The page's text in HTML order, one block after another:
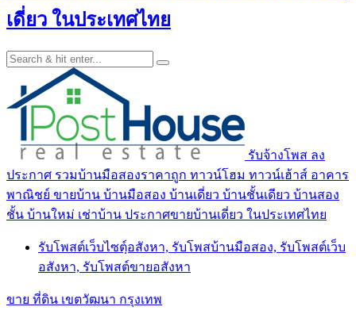
เดี่ยว ในประเทศไทย
รับจ้างโพส ลง
ประกาศ รวมบ้านมือสองราคาถูก ทาวน์โฮม ทาวน์เฮ้าส์ อาคาร
พาณิชย์ ขายบ้าน บ้านมือสอง บ้านเดี่ยว บ้านชั้นเดียว บ้านสอง
ชั้น บ้านใหม่ เช่าบ้าน ประกาศขายบ้านเดี่ยว ในประเทศไทย
รับโพสต์เว็บไซตฺ์อสังหา, รับโพสบ้านมือสอง, รับโพสต์เว็บ
อสังหา, รับโพสต์ขายอสังหา
ขาย ที่ดิน เขตวัฒนา กรุงเทพ